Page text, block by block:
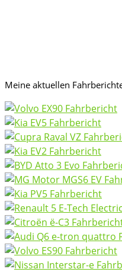
Meine aktuellen